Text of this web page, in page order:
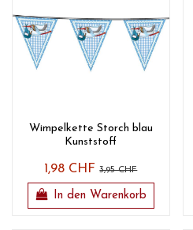
Wimpelkette Storch blau
Kunststoff
1,98 CHF3,95 CHF
In den Warenkorb